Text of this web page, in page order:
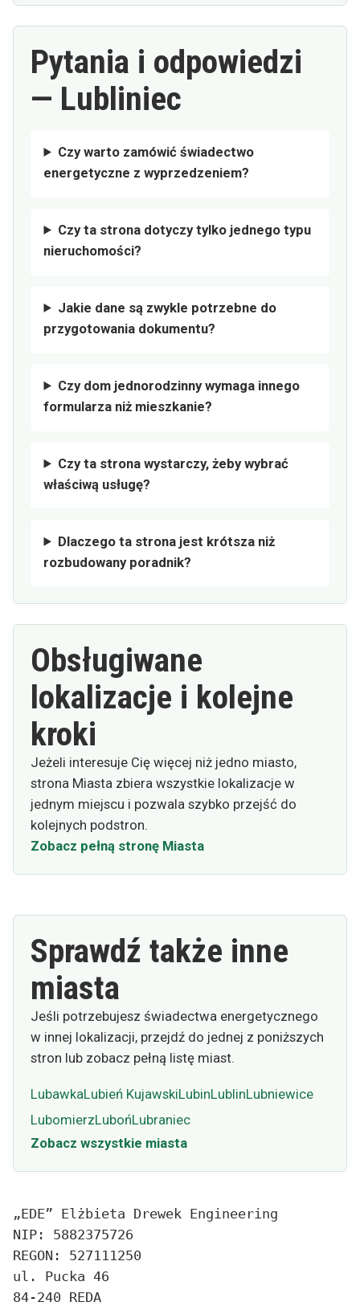
Pytania i odpowiedzi
— Lubliniec
Czy warto zamówić świadectwo
energetyczne z wyprzedzeniem?
Czy ta strona dotyczy tylko jednego typu
nieruchomości?
Jakie dane są zwykle potrzebne do
przygotowania dokumentu?
Czy dom jednorodzinny wymaga innego
formularza niż mieszkanie?
Czy ta strona wystarczy, żeby wybrać
właściwą usługę?
Dlaczego ta strona jest krótsza niż
rozbudowany poradnik?
Obsługiwane
lokalizacje i kolejne
kroki
Jeżeli interesuje Cię więcej niż jedno miasto,
strona Miasta zbiera wszystkie lokalizacje w
jednym miejscu i pozwala szybko przejść do
kolejnych podstron.
Zobacz pełną stronę Miasta
Sprawdź także inne
miasta
Jeśli potrzebujesz świadectwa energetycznego
w innej lokalizacji, przejdź do jednej z poniższych
stron lub zobacz pełną listę miast.
LubawkaLubień KujawskiLubinLublinLubniewice
LubomierzLubońLubraniec
Zobacz wszystkie miasta
„EDE” Elżbieta Drewek Engineering
NIP: 5882375726
REGON: 527111250
ul. Pucka 46
84-240 REDA